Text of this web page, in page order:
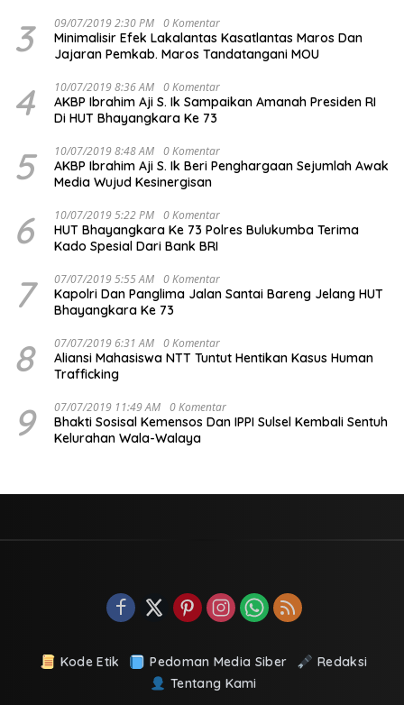
3 09/07/2019 2:30 PM 0 Komentar
Minimalisir Efek Lakalantas Kasatlantas Maros Dan
Jajaran Pemkab. Maros Tandatangani MOU
4 10/07/2019 8:36 AM 0 Komentar
AKBP Ibrahim Aji S. Ik Sampaikan Amanah Presiden RI
Di HUT Bhayangkara Ke 73
5 10/07/2019 8:48 AM 0 Komentar
AKBP Ibrahim Aji S. Ik Beri Penghargaan Sejumlah Awak
Media Wujud Kesinergisan
6 10/07/2019 5:22 PM 0 Komentar
HUT Bhayangkara Ke 73 Polres Bulukumba Terima
Kado Spesial Dari Bank BRI
7 07/07/2019 5:55 AM 0 Komentar
Kapolri Dan Panglima Jalan Santai Bareng Jelang HUT
Bhayangkara Ke 73
8 07/07/2019 6:31 AM 0 Komentar
Aliansi Mahasiswa NTT Tuntut Hentikan Kasus Human
Trafficking
9 07/07/2019 11:49 AM 0 Komentar
Bhakti Sosisal Kemensos Dan IPPI Sulsel Kembali Sentuh
Kelurahan Wala-Walaya
Kode Etik Pedoman Media Siber
Redaksi
Tentang Kami